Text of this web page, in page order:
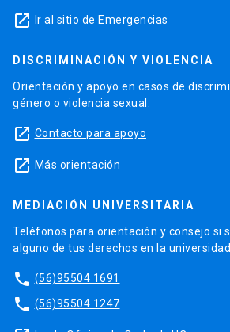
launch Ir al sitio de Emergencias
DISCRIMINACIÓN Y VIOLENCIA
Orientación y apoyo en casos de
género o violencia sexual.
launch Contacto para apoyo
launch Más orientación
MEDIACIÓN UNIVERSITARIA
Teléfonos para orientación y consejo si
alguno de tus derechos en la
phone (56)95504 1691
phone (56)95504 1247